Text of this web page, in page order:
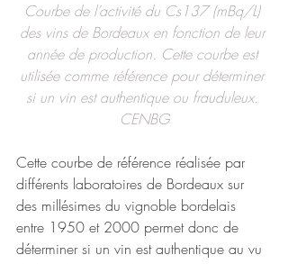
Courbe de l’activité du Cs137 (mBq/L)
des vins de Bordeaux en fonction de leur
année de production. Cette courbe est
utilisée comme référence pour déterminer
si un vin est authentique ou frauduleux.
CENBG
Cette courbe de référence réalisée par
différents laboratoires de Bordeaux sur
des millésimes du vignoble bordelais
entre 1950 et 2000 permet donc de
déterminer si un vin est authentique au vu